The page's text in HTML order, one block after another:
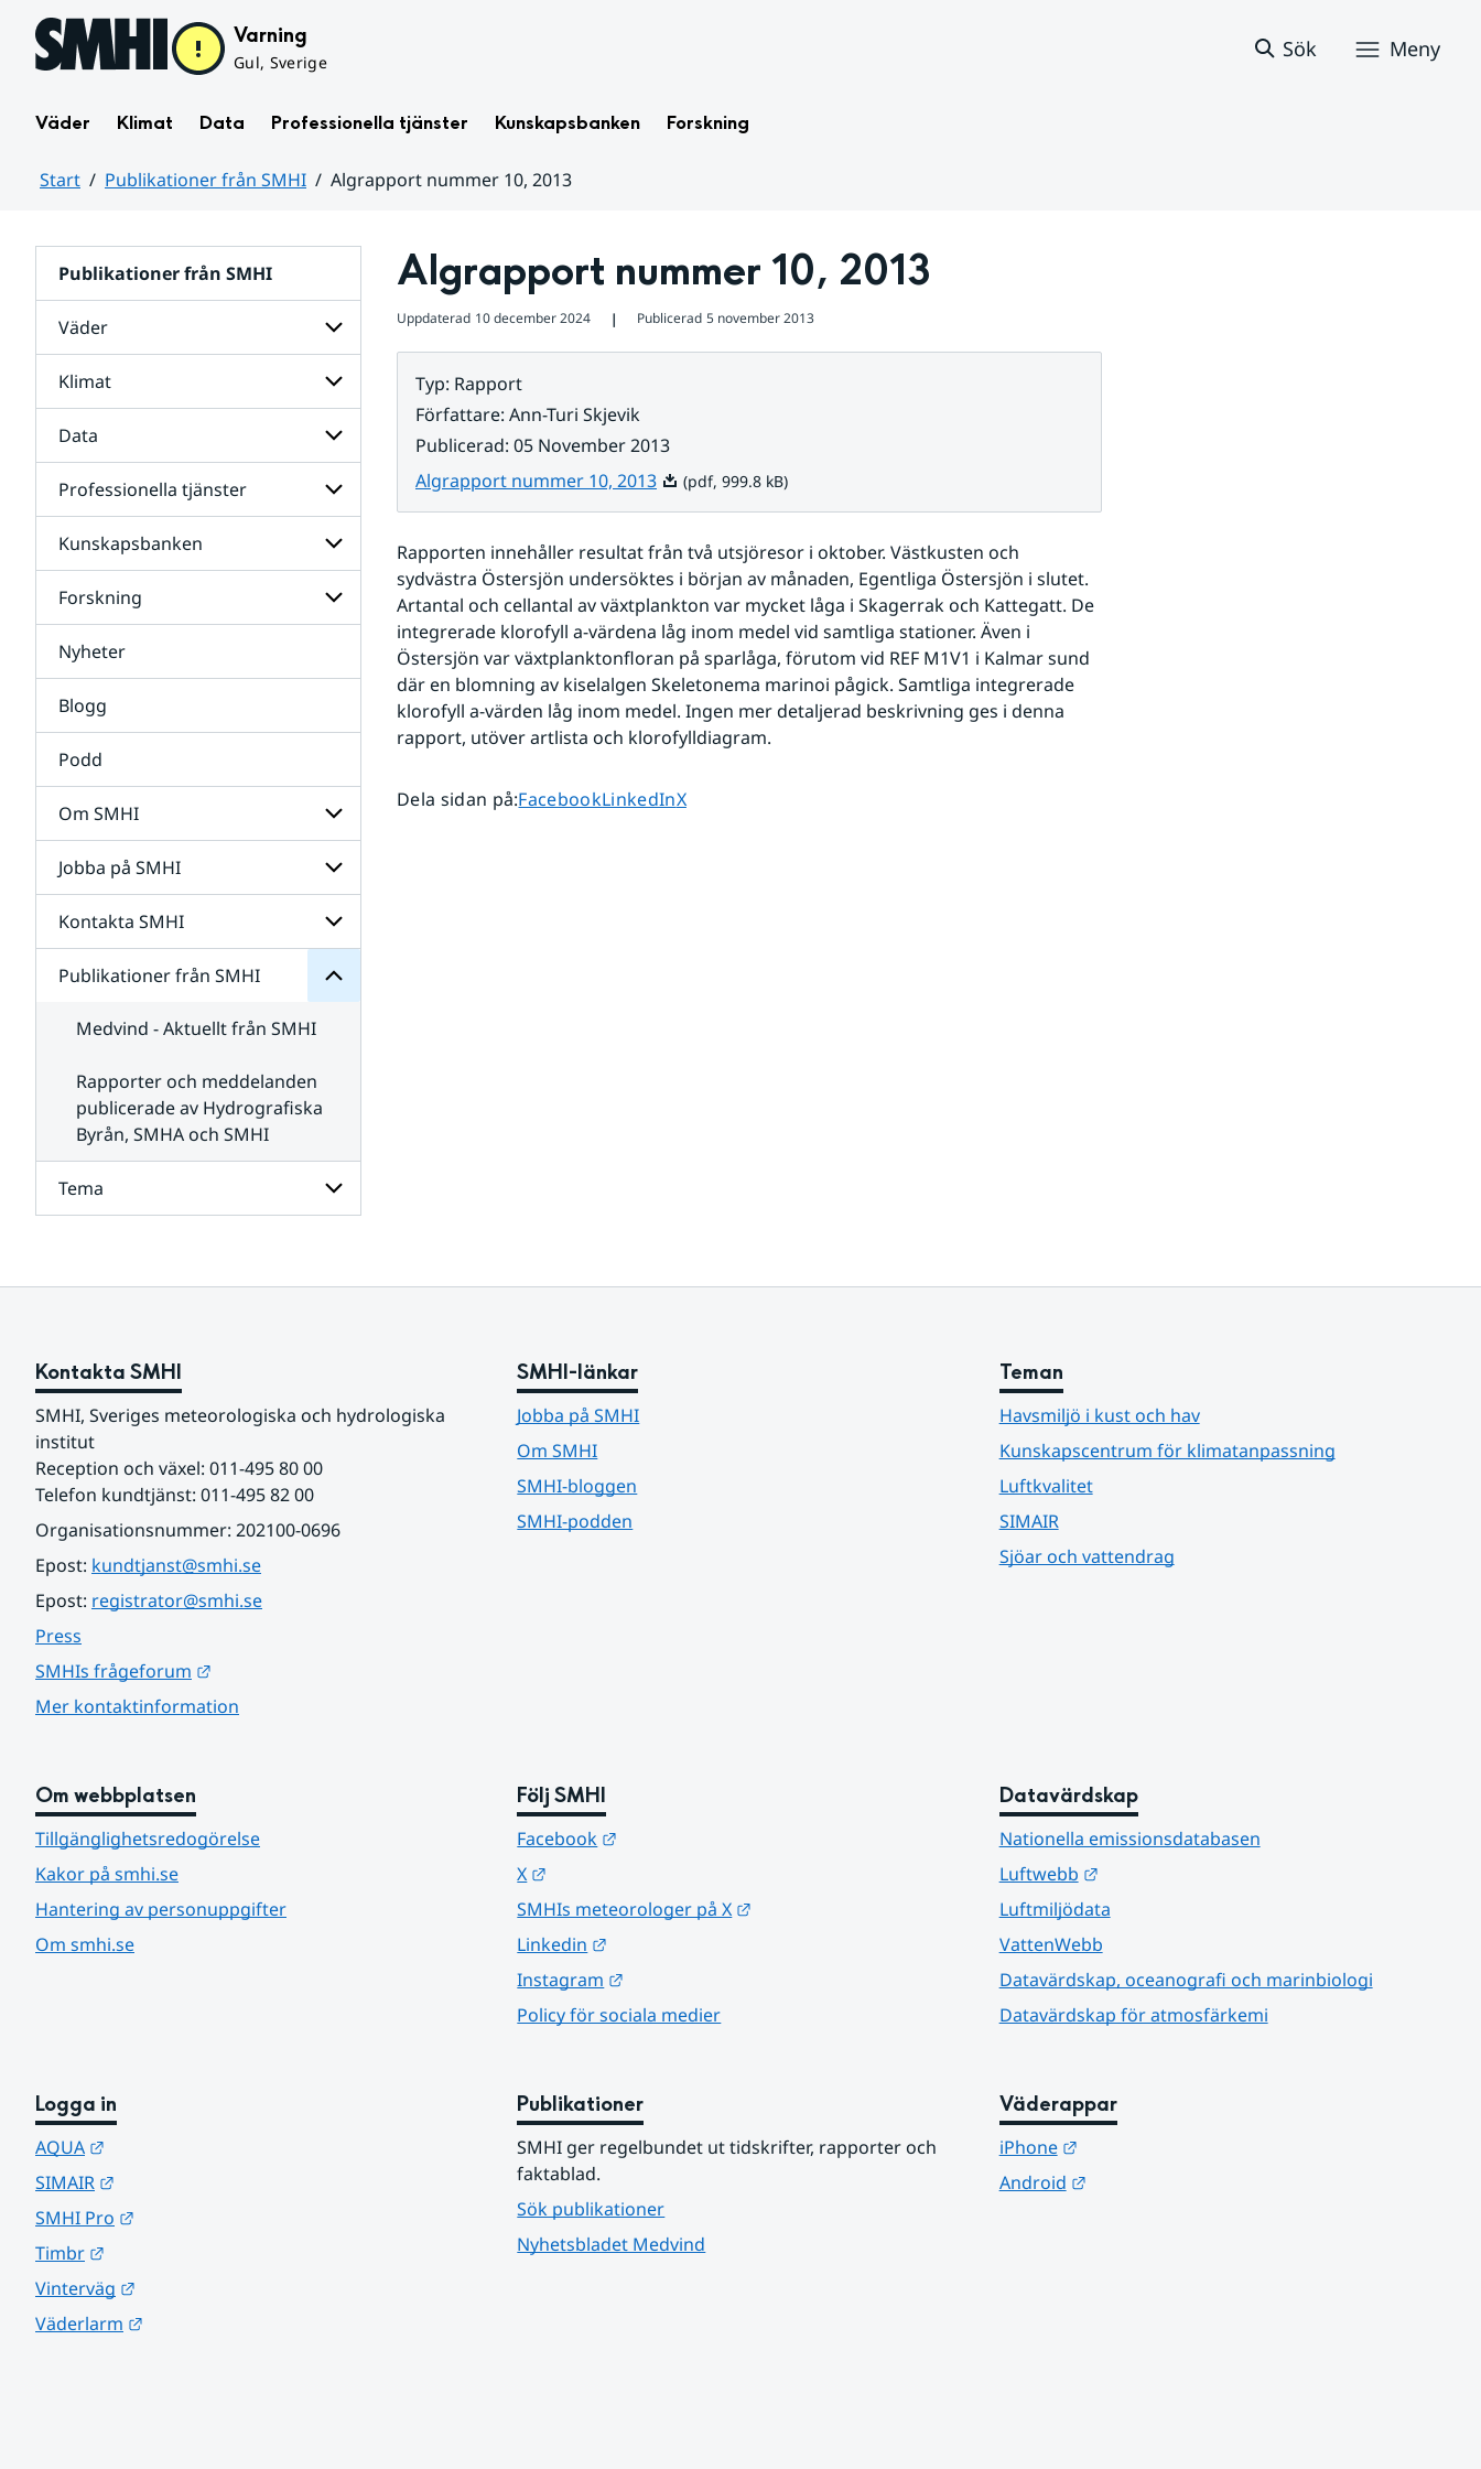
Hoppa till sidans innehåll Varning
Gul, Sverige
Sök Meny
Väder Klimat Data Professionella tjänster Kunskapsbanken Forskning
Start Publikationer från SMHI
Algrapport nummer 10, 2013
Publikationer från SMHI
Väder
Undersidor
för
Väder
Klimat
Undersidor
för
Klimat
Data
Undersidor
för
Data
Professionella tjänster
Undersidor
för
Professionella
tjänster
Kunskapsbanken
Undersidor
för
Kunskapsbanken
Forskning
Undersidor
för
Forskning
Nyheter
Blogg
Podd
Om SMHI
Undersidor
för
Om
SMHI
Jobba på SMHI
Undersidor
för
Jobba
på
Kontakta SMHI
Undersidor
Kontakta
SMHI
Publikationer från SMHI
Undersidor
för
Publikationer
från
SMHI
Medvind - Aktuellt från SMHI
Rapporter och meddelanden
publicerade av Hydrografiska
Byrån, SMHA och SMHI
Tema
Tema
Algrapport nummer 10, 2013
Uppdaterad 10 december 2024 ❘ Publicerad 5 november 2013
Typ: Rapport
Författare: Ann-Turi Skjevik
Publicerad: 05 November 2013
Algrapport nummer 10, 2013Pdf, 999.8 kB.
(pdf, 999.8 kB)
Rapporten innehåller resultat från två utsjöresor i oktober. Västkusten och
sydvästra Östersjön undersöktes i början av månaden, Egentliga Östersjön i slutet.
Artantal och cellantal av växtplankton var mycket låga i Skagerrak och Kattegatt. De
integrerade klorofyll a-värdena låg inom medel vid samtliga stationer. Även i
Östersjön var växtplanktonfloran på sparlåga, förutom vid REF M1V1 i Kalmar sund
där en blomning av kiselalgen Skeletonema marinoi pågick. Samtliga integrerade
klorofyll a-värden låg inom medel. Ingen mer detaljerad beskrivning ges i denna
rapport, utöver artlista och klorofylldiagram.
Dela sidan på:Dela sidan på
FacebookDela sidan på
LinkedInDela sidan på
X
Kontakta SMHI
SMHI, Sveriges meteorologiska och hydrologiska
institut
Reception och växel: 011-495 80 00
Telefon kundtjänst: 011-495 82 00
Organisationsnummer: 202100-0696
Epost: kundtjanst@smhi.se
Epost: registrator@smhi.se
Press
SMHIs frågeforum
Mer kontaktinformation
SMHI-länkar
Jobba på SMHI
Om SMHI
SMHI-bloggen
SMHI-podden
Teman
Havsmiljö i kust och hav
Kunskapscentrum för klimatanpassning
Luftkvalitet
SIMAIR
Sjöar och vattendrag
Om webbplatsen
Tillgänglighetsredogörelse
Kakor på smhi.se
Hantering av personuppgifter
Om smhi.se
Följ SMHI
Facebook
X
SMHIs meteorologer på X
Linkedin
Instagram
Policy för sociala medier
Datavärdskap
Nationella emissionsdatabasen
Luftwebb
Länk till annan webbplats.
Luftmiljödata
VattenWebb
Datavärdskap, oceanografi och marinbiologi
Datavärdskap för atmosfärkemi
Logga in
AQUA
SIMAIR
SMHI Pro
Timbr
Vinterväg
Väderlarm
Publikationer
SMHI ger regelbundet ut tidskrifter, rapporter och
faktablad.
Sök publikationer
Nyhetsbladet Medvind
Väderappar
iPhone
Länk till annan webbplats.
Android
Länk till annan webbplats.